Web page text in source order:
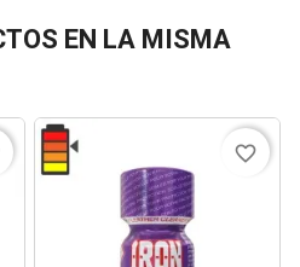
EN LA MISMA
favorite_border